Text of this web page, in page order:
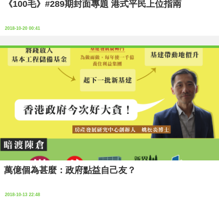
《100毛》#289期封面專題 港式平民上位指南
2018-10-20 00:41
萬億個為甚麼：政府點益自己友？
2018-10-13 22:48